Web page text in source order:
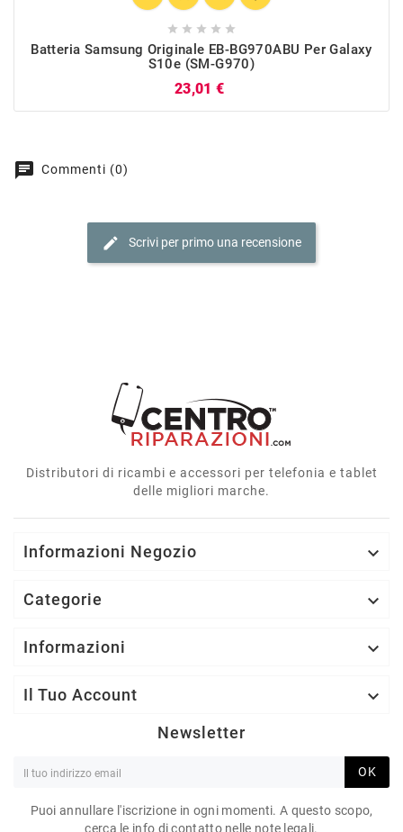
    
Batteria Samsung Originale EB-BG970ABU Per Galaxy
S10e (SM-G970)
23,01 €
chat Commenti (0)
edit Scrivi per primo una recensione
Distributori di ricambi e accessori per telefonia e tablet
delle migliori marche.
Informazioni Negozio 
Categorie 
Informazioni 
Il Tuo Account 
Newsletter
OK
Puoi annullare l'iscrizione in ogni momenti. A questo scopo,
cerca le info di contatto nelle note legali.